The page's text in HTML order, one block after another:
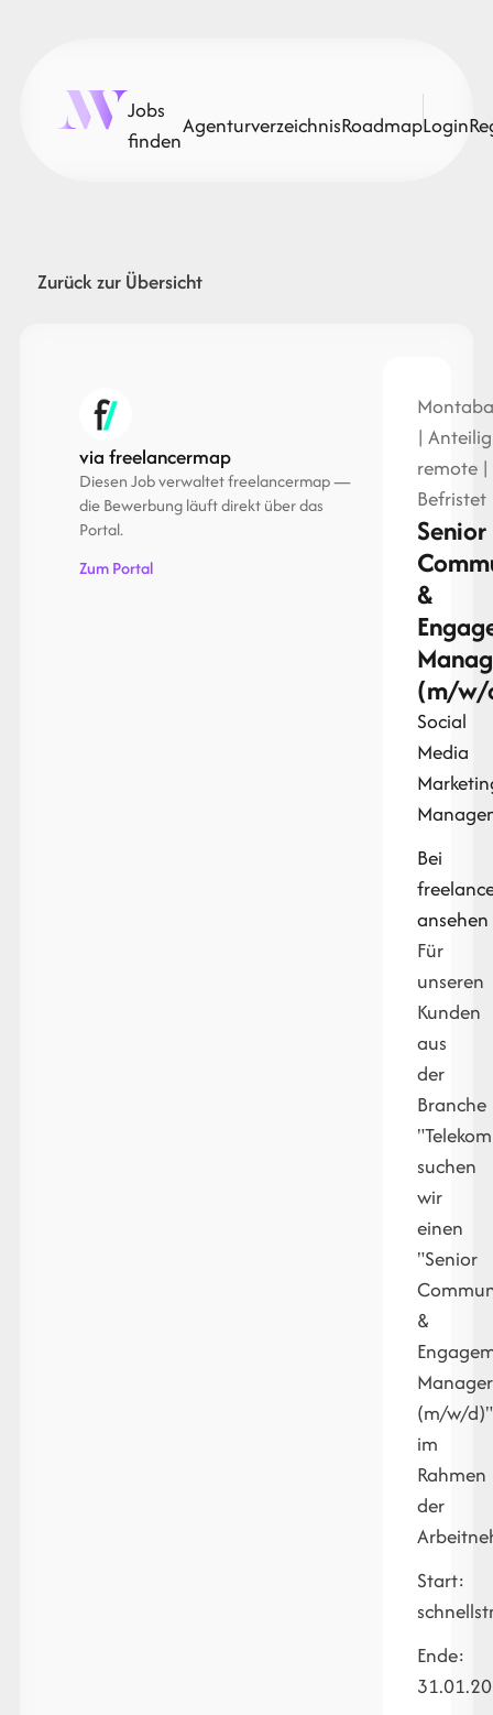
Jobs
finden
AgenturverzeichnisRoadmapLogin
Zurück zur Übersicht
via freelancermap
Diesen Job verwaltet freelancermap —
die Bewerbung läuft direkt über das
Portal.
Zum Portal
| Anteilig
remote |
Befristet
Senior
&
(m/
Social
Media
Bei
ansehen
Für
unseren
Kunden
aus
der
Branche
suchen
wir
einen
"Senior
&
Manager
(m/w/d)"
im
Rahmen
der
Start:
Ende: